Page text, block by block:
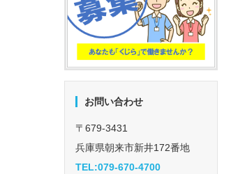
お問い合わせ
〒679-3431
兵庫県朝来市新井172番地
TEL:079-670-4700